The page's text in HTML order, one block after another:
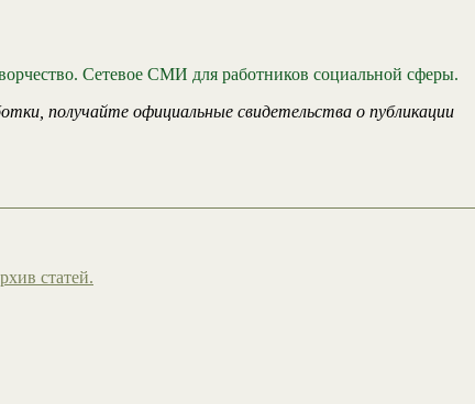
Сетевое СМИ для работников социальной сферы.
получайте официальные свидетельства о публикации
статей.